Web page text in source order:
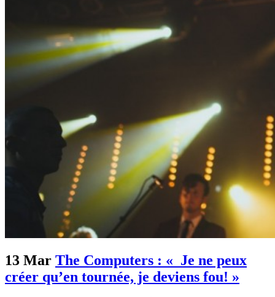
13 Mar The Computers : « Je ne peux
créer qu’en tournée, je deviens fou! »